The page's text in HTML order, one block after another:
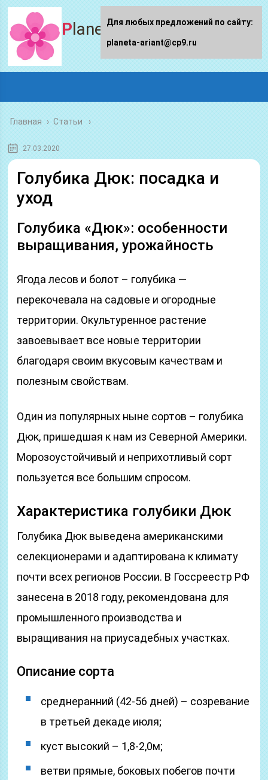
Planeta-ariant
Главная › Статьи
27.03.2020
Голубика Дюк: посадка и
уход
Голубика «Дюк»: особенности
выращивания, урожайность
Ягода лесов и болот – голубика —
перекочевала на садовые и огородные
территории. Окультуренное растение
завоевывает все новые территории
благодаря своим вкусовым качествам и
полезным свойствам.
Один из популярных ныне сортов – голубика
Дюк, пришедшая к нам из Северной Америки.
Морозоустойчивый и неприхотливый сорт
пользуется все большим спросом.
Характеристика голубики Дюк
Голубика Дюк выведена американскими
селекционерами и адаптирована к климату
почти всех регионов России. В Госсреестр РФ
занесена в 2018 году, рекомендована для
промышленного производства и
выращивания на приусадебных участках.
Описание сорта
среднеранний (42-56 дней) – созревание
в третьей декаде июля;
куст высокий – 1,8-2,0м;
ветви прямые, боковых побегов почти
Для любых предложений по сайту:
planeta-ariant@cp9.ru